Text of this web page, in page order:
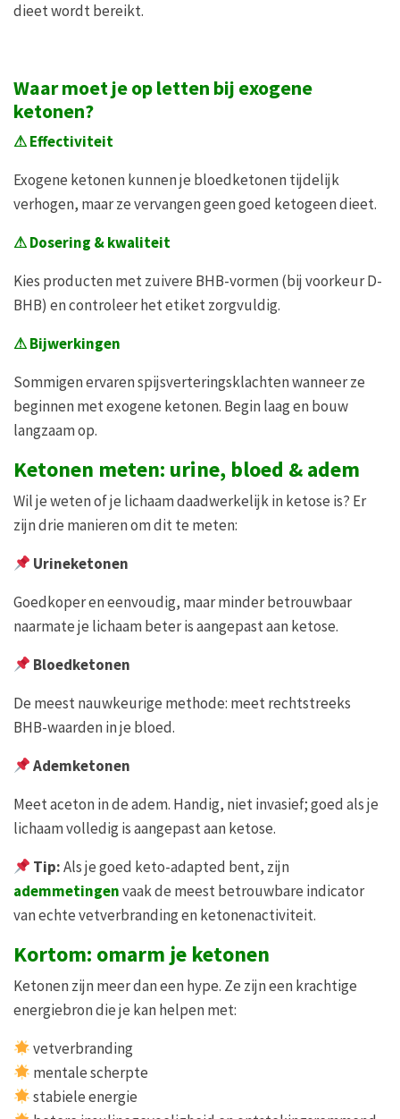
dieet wordt bereikt.
Waar moet je op letten bij exogene
ketonen?
⚠Effectiviteit
Exogene ketonen kunnen je bloedketonen tijdelijk
verhogen, maar ze vervangen geen goed ketogeen dieet.
⚠Dosering & kwaliteit
Kies producten met zuivere BHB-vormen (bij voorkeur D-
BHB) en controleer het etiket zorgvuldig.
⚠Bijwerkingen
Sommigen ervaren spijsverteringsklachten wanneer ze
beginnen met exogene ketonen. Begin laag en bouw
langzaam op.
Ketonen meten: urine, bloed & adem
Wil je weten of je lichaam daadwerkelijk in ketose is? Er
zijn drie manieren om dit te meten:
Urineketonen
Goedkoper en eenvoudig, maar minder betrouwbaar
naarmate je lichaam beter is aangepast aan ketose.
Bloedketonen
De meest nauwkeurige methode: meet rechtstreeks
BHB-waarden in je bloed.
Ademketonen
Meet aceton in de adem. Handig, niet invasief; goed als je
lichaam volledig is aangepast aan ketose.
Tip:Als je goed keto-adapted bent, zijn
ademmetingenvaak de meest betrouwbare indicator
van echte vetverbranding en ketonenactiviteit.
Kortom: omarm je ketonen
Ketonen zijn meer dan een hype. Ze zijn een krachtige
energiebron die je kan helpen met:
vetverbranding
mentale scherpte
stabiele energie